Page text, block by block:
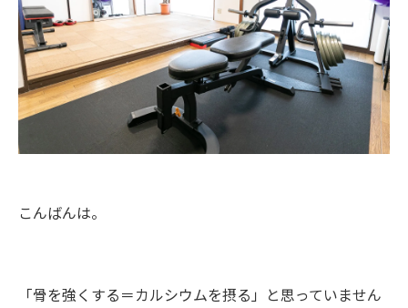
こんばんは。
「骨を強くする＝カルシウムを摂る」と思っていません